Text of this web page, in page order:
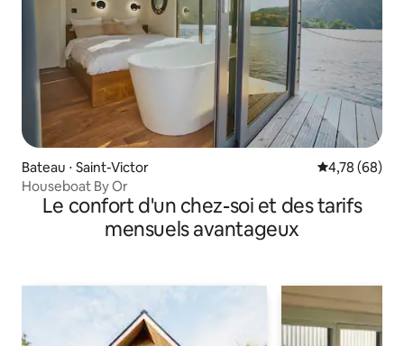
Bateau ⋅ Saint-Victor Évaluation
4,78 (68)
Houseboat By Or
Le confort d'un chez-soi et des tarifs
mensuels avantageux